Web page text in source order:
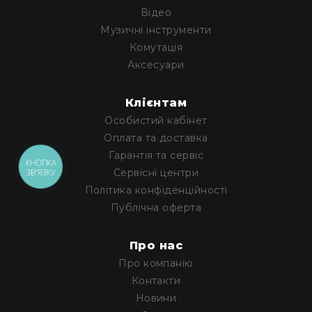
Генератори
піни
Генератори
вогню
бульбашок
Рідина
для
генераторів
Управління
світлом
DMX-
інтерфейси
контролери
Приймально-
передавачі
DMX
Відео
Музичні інструменти
Комутація
Аксесуари
Клієнтам
Особистий кабінет
Оплата та доставка
Гарантія та сервіс
Сервісні центри
Політика конфіденційності
Публічна оферта
Про нас
Про компанію
Контакти
Новини
КНОПКА
ЗВ'ЯЗКУ